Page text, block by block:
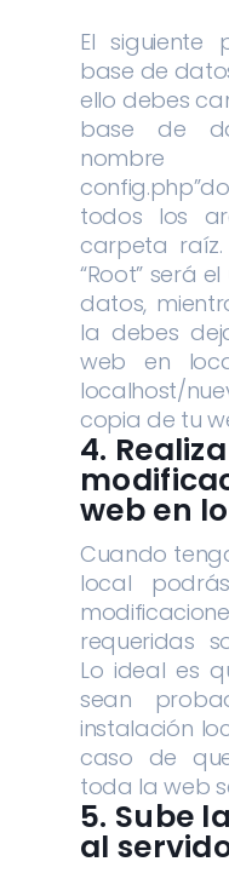
El siguiente
base de
ello debes
base de
todos los
carpeta
“Root” será
datos,
la debes
web en
localhost/
copia de tu
4. Realiza
web en
Cuando
local
requeridas
Lo ideal es
sean
instalación
caso de
toda la web
5. Sube
al